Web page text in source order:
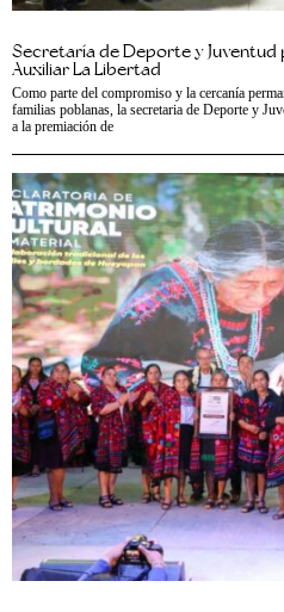
Secretaría de Deporte y Juventud
Auxiliar La Libertad
Como parte del compromiso y la cercanía
familias poblanas, la secretaria de Deporte y
a la premiación de